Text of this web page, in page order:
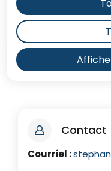
Sommaire
Contact
Courriel :